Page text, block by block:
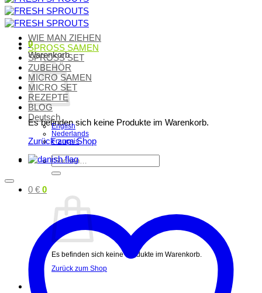
0
Warenkorb
Es befinden sich keine Produkte im Warenkorb.
Zurück zum Shop
Suchen
nach:
0 € 0
Es befinden sich keine Produkte im Warenkorb.
Zurück zum Shop
WIE MAN ZIEHEN
SPROSS SAMEN
SPROSS SET
ZUBEHÖR
MICRO SAMEN
MICRO SET
REZEPTE
BLOG
Deutsch
English
Nederlands
Français